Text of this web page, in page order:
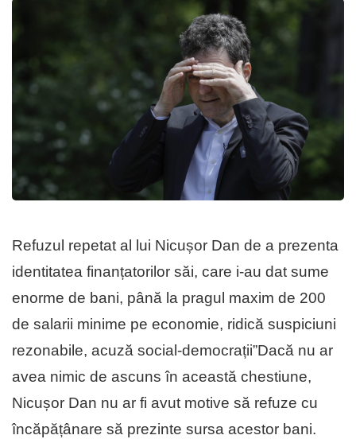
Refuzul repetat al lui Nicușor Dan de a prezenta
identitatea finanțatorilor săi, care i-au dat sume
enorme de bani, până la pragul maxim de 200
de salarii minime pe economie, ridică suspiciuni
rezonabile, acuză social-democrații”Dacă nu ar
avea nimic de ascuns în această chestiune,
Nicușor Dan nu ar fi avut motive să refuze cu
încăpățânare să prezinte sursa acestor bani.